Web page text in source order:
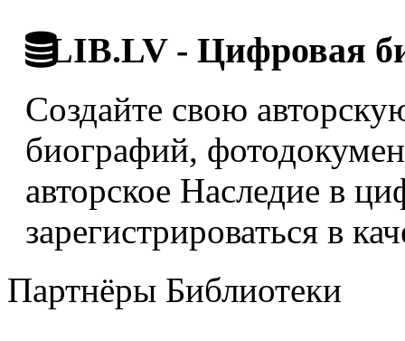
LIB.LV - Цифровая
Создайте свою
биографий,
авторское Наследие в
зарегистрироваться в
Партнёры Библиотеки